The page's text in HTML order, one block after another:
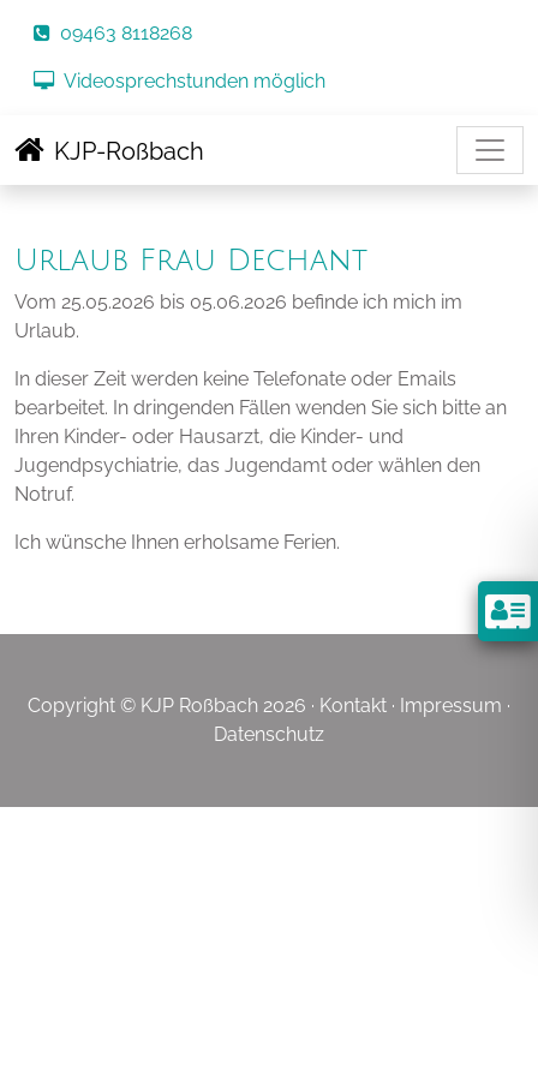
Tel.:
09463 8118268
Videosprechstunden möglich
KJP-Roßbach
Urlaub Frau Dechant
Vom 25.05.2026 bis 05.06.2026 befinde ich mich im
Urlaub.
In dieser Zeit werden keine Telefonate oder Emails
bearbeitet. In dringenden Fällen wenden Sie sich bitte an
Ihren Kinder- oder Hausarzt, die Kinder- und
Jugendpsychiatrie, das Jugendamt oder wählen den
Notruf.
Ich wünsche Ihnen erholsame Ferien.
Copyright © KJP Roßbach 2026 · Kontakt · Impressum ·
Datenschutz